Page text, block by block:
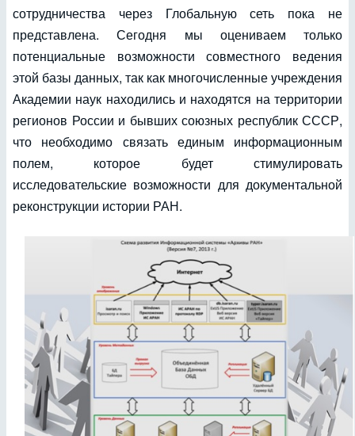
сотрудничества через Глобальную сеть пока не
представлена. Сегодня мы оцениваем только
потенциальные возможности совместного ведения
этой базы данных, так как многочисленные учреждения
Академии наук находились и находятся на территории
регионов России и бывших союзных республик СССР,
что необходимо связать единым информационным
полем, которое будет стимулировать
исследовательские возможности для документальной
реконструкции истории РАН.